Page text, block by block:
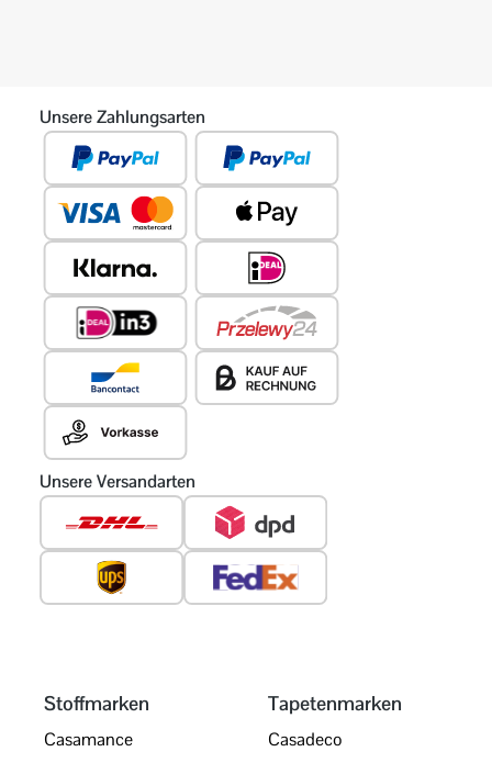
Unsere Zahlungsarten
Unsere Versandarten
Stoffmarken
Casamance
Tapetenmarken
Casadeco